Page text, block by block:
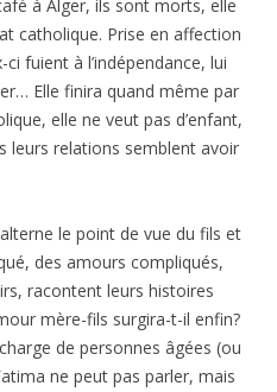
à Alger, ils sont morts, elle
catholique. Prise en affection
fuient à l’indépendance, lui
Elle finira quand même par
elle ne veut pas d’enfant,
leurs relations semblent avoir
le point de vue du fils et
des amours compliqués,
racontent leurs histoires
mère-fils surgira-t-il enfin?
de personnes âgées (ou
ne peut pas parler, mais